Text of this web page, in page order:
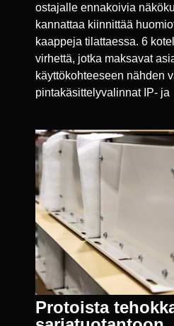
ostajalle ennakoivia
kannattaa kiinnittää
kaappeja tilattaessa. 6
virhettä, jotka maksavat
käyttökohteeseen nähden
pintakäsittelyvalinnat IP- ja
Protoista